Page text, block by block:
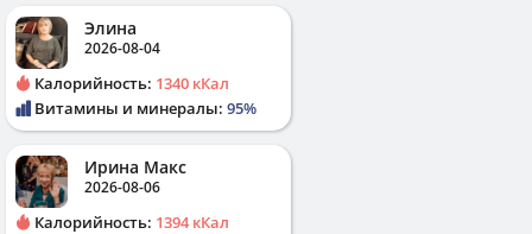
Элина
2026-08-04
Калорийность: 1340 кКал
Витамины и минералы: 95%
Ирина Макс
2026-08-06
Калорийность: 1394 кКал